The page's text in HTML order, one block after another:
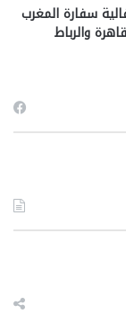
سفارة المغرب
والرباط